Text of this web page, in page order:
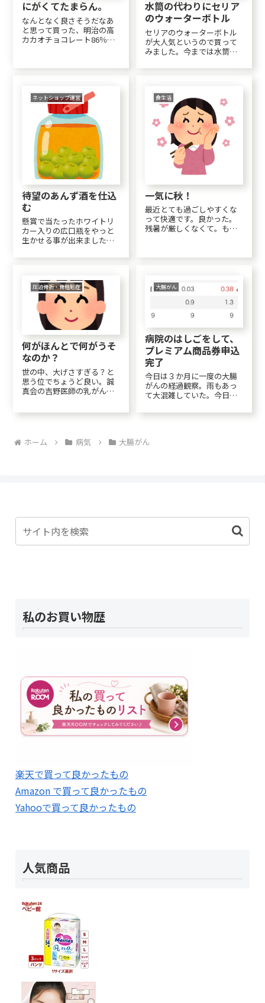
にがくてたまらん。
なんとなく良さそうだなあ
と思って買った、明治の高
カカオチョコレート86％。
だけどまだ３枚しか食べて
とか年内に片づけたいと思
い、ググって...
水筒の代わりにセリア
のウォーターボトル
セリアのウォーターボトル
が大人気というので買って
みました。今までは水筒は
汚れて来て洗うのが大変な
を入れて持ち歩いていまし
た。でもこのセリアのウォ
ーターボトルの方が断然い...
ネットショップ運営
待望のあんず酒を仕込
む
懸賞で当たったホワイトリ
カー入りの広口瓶をやっと
生かせる事が出来ました。
で、早速洗ってへたをとり
ポーーン。続いて100円均で
買った氷砂糖150ｇをザワザ
ワザワ～～。そしてまた"あ
んず"をチャ...
食生活
一気に秋！
最近とても過ごしやすくな
って快適です。良かった。
残暑が厳しくなくて。もう
中も快適になってゆく～。
圧迫骨折・骨粗鬆症
何がほんとで何がうそ
なのか？
世の中、大げさすぎる？と
思う位でちょうど良い。誠
真会の吉野医師の乳がんの
街頭演説の中で先生が乳が
んの話をされています。こ
と、乳がんの最後はとても
壮絶なようです。吉野先生
大腸がん
病院のはしごをして、
プレミアム商品券申込
完了
今日は３か月に一度の大腸
がんの経過観察。雨もあっ
て大混雑していた。今日も
CRP（C反応性蛋白＝炎症）
最近、朝エラくて起きれな
ホーム 病気 大腸がん
私のお買い物歴
楽天で買って良かったもの
Amazon で買って良かったもの
Yahooで買って良かったもの
人気商品